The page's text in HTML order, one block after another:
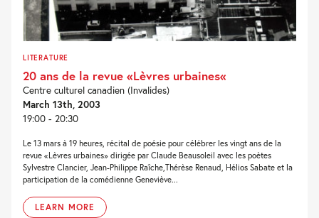
LITERATURE
20 ans de la revue «Lèvres urbaines«
Centre culturel canadien (Invalides)
March 13th, 2003
19:00 - 20:30
Le 13 mars à 19 heures, récital de poésie pour célébrer les vingt ans de la
revue «Lèvres urbaines» dirigée par Claude Beausoleil avec les poètes
Sylvestre Clancier, Jean-Philippe Raîche,Thérèse Renaud, Hélios Sabate et la
participation de la comédienne Geneviève...
LEARN MORE